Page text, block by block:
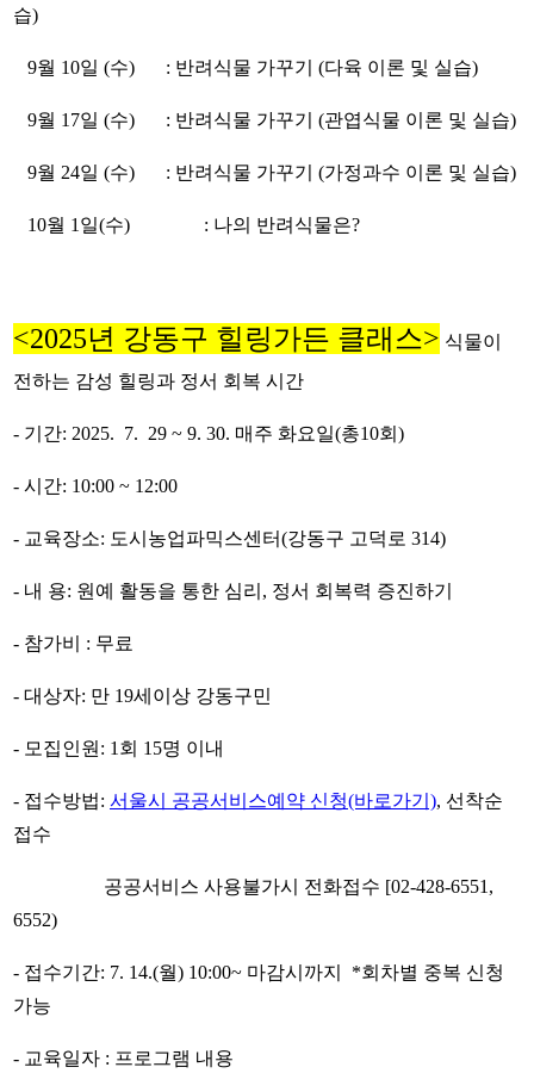
습)
9월 10일 (수) : 반려식물 가꾸기 (다육 이론 및 실습)
9월 17일 (수) : 반려식물 가꾸기 (관엽식물 이론 및 실습)
9월 24일 (수) : 반려식물 가꾸기 (가정과수 이론 및 실습)
10월 1일(수) : 나의 반려식물은?
<2025년 강동구 힐링가든 클래스> 식물이
전하는 감성 힐링과 정서 회복 시간
- 기간: 2025. 7. 29 ~ 9. 30. 매주 화요일(총10회)
- 시간: 10:00 ~ 12:00
- 교육장소: 도시농업파믹스센터(강동구 고덕로 314)
- 내 용: 원예 활동을 통한 심리, 정서 회복력 증진하기
- 참가비 : 무료
- 대상자: 만 19세이상 강동구민
- 모집인원: 1회 15명 이내
- 접수방법: 서울시 공공서비스예약 신청(바로가기), 선착순
접수
공공서비스 사용불가시 전화접수 [02-428-6551,
6552)
- 접수기간: 7. 14.(월) 10:00~ 마감시까지 *회차별 중복 신청
가능
- 교육일자 : 프로그램 내용